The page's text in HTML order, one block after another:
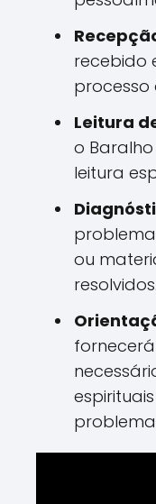
recebido
processo
Leitura
o
leitura
ou
resolvidos.
fornecerá